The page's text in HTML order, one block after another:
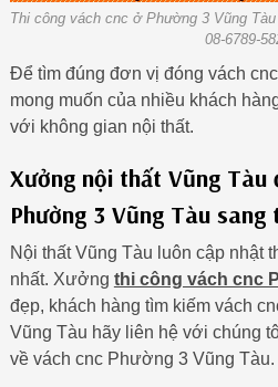
Thi công vách cnc ở Phường 3 Vũng
08-6789-
Để tìm đúng đơn vị đóng vách
mong muốn của nhiều khách
với không gian nội thất.
Xưởng nội thất Vũng Tàu
Phường 3 Vũng Tàu
Nội thất Vũng Tàu luôn cập nhật
nhất. Xưởng thi công vách cnc
đẹp, khách hàng tìm kiếm vách
Vũng Tàu hãy liên hệ với chúng
về vách cnc Phường 3 Vũng Tàu.